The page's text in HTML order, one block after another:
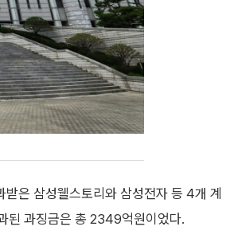
은 삼성웰스토리와 삼성전자 등 4개 계
된 과징금은 총 2349억원이었다.